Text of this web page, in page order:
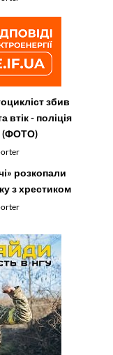
збив
втік - поліція
(ФОТО)
розкопали
з хрестиком